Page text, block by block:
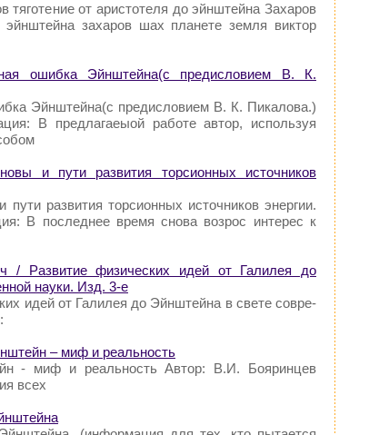
тяготение от аристотеля до эйнштейна Захаров
эйнштейна захаров шах планете земля виктор
ошибка Эйнштейна(с предисловием В. К.
Эйнштейна(с предисловием В. К. Пикалова.)
В предлагаеыой работе автор, используя
и пути развития торсионных источников
развития торсионных источников энергии.
В последнее время снова возрос интерес к
/ Развитие физических идей от Галилея до
науки. Изд. 3-е
идей от Галилея до Эйнштейна в свете совре-
– миф и реальность
- миф и реальность Автор: В.И. Бояринцев
всех